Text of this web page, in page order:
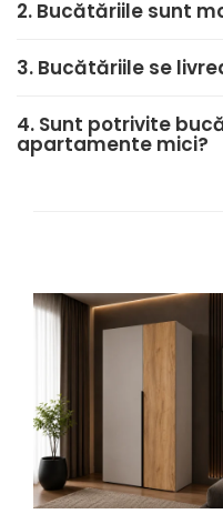
2. Bucătăriile sunt
3. Bucătăriile se
4. Sunt potrivite
apartamente mici?